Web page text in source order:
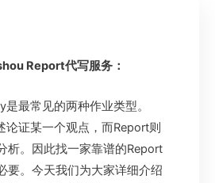
Report代写服务：
是最常见的两种作业类型。
论证某一个观点，而Report则
析。因此找一家靠谱的Report
要。今天我们为大家详细介绍